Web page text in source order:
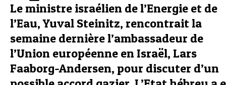
Le ministre israélien de l’Energie et de
l’Eau, Yuval Steinitz, rencontrait la
semaine dernière l’ambassadeur de
l’Union européenne en Israël, Lars
Faaborg-Andersen, pour discuter d’un